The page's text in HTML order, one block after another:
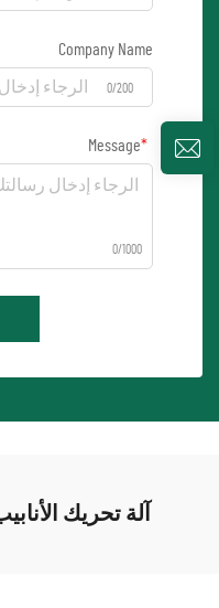
Company Name
0/200
Message
0/1000
آلة تحريك